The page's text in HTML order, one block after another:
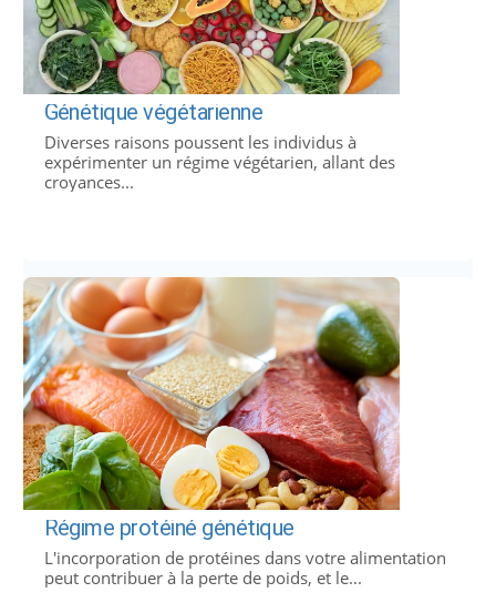
Génétique végétarienne
Diverses raisons poussent les individus à
expérimenter un régime végétarien, allant des
croyances...
Régime protéiné génétique
L'incorporation de protéines dans votre alimentation
peut contribuer à la perte de poids, et le...